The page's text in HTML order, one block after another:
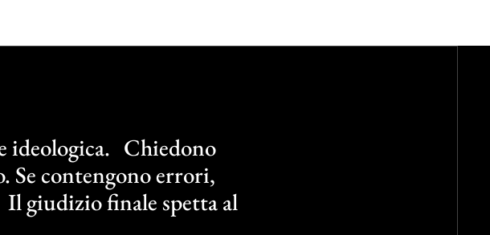
ideologica. Chiedono
Se contengono errori,
giudizio finale spetta al